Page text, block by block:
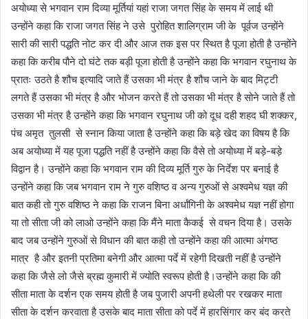
अयोध्या से भगवान राम दिव्या मूर्तियां यहां राजा जगत सिंह के समय में लाई थी
उन्होंने कहा कि राजा जगत सिंह ने उसे पुरोहित शालिग्राम जी के पूर्वज उन्होंने
सारी की सारी पद्धति नोट कर दी और आज तक इस पर स्थित है पूजा होती है उन्होंने
कहा कि करीब पौने दो घंटे तक बड़ी पूजा होती है उन्होंने कहा कि भगवान रघुनाथ के
प्रातः उठते है शौच इत्यादि जाते हैं उसका भी मंत्र है शौच जाने के बाद मिट्टी
लगते हैं उसका भी मंत्र है और भोजन करते हैं तो उसका भी मंत्र है सोने जाते हैं तो
उसका भी मंत्र है उन्होंने कहा कि भगवान रघुनाथ जी को दूध दही शहद घी शक्कर,
पंच अमृत तुलसी से स्नान किया जाता है उन्होंने कहा कि बड़े खेद का विषय है कि
अब अयोध्या में यह पूजा पद्धति नहीं है उन्होंने कहा कि वैसे तो अयोध्या में बड़े-बड़े
विद्वान है। उन्होंने कहा कि भगवान राम की दिव्य मूर्ति गुरु के निर्देश पर बनाई है
उन्होंने कहा कि जब भगवान राम ने गुरु वशिष्ठ व अन्य गुरुओं से अश्वमेध यज्ञ की
बात कही तो गुरु वशिष्ठ ने कहा कि राजन बिना अर्धांगिनी के अश्वमेध यज्ञ नहीं होगा
या तो सीता जी को लाओ उन्होंने कहा कि मैंने माता कैकई से वचन दिया है। उसके
बाद जब उन्होंने गुरुओं से विधान की बात कही तो उन्होंने कहा की आत्मा अंगष्ठ
मात्र है और इतनी प्रतिमा बनेगी और आत्मा पर्दे में रहेगी दिखती नहीं है उन्होंने
कहा कि जैसे लो जैसे ब्रह्म कुमारी में ज्योति स्वरूप होती है।उन्होंने कहा कि की
सीता माता के दर्शन एक समय होती है जब पुजारी अपनी हथेली पर रखकर माता
सीता के दर्शन करवाता है उसके बाद माता सीता को पर्दे में हारसिंगार कर बंद करते